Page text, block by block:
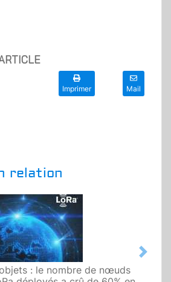
Imprimer Mail
relation
: le nombre de nœuds
Next